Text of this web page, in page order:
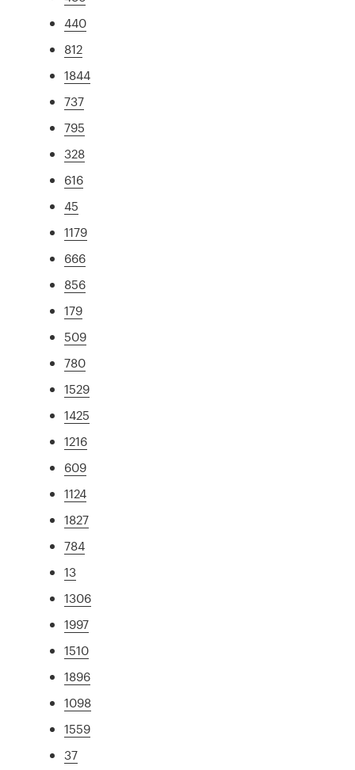
440
812
1844
737
795
328
616
45
1179
666
856
179
509
780
1529
1425
1216
609
1124
1827
784
13
1306
1997
1510
1896
1098
1559
37